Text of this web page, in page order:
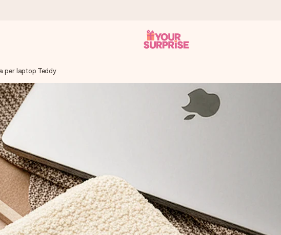
in un lampo – così potrai consegnarlo al momento giusto, quando conta
Reviews.
suo nome, una tua foto o un messaggio che tocchi il cuore. Nessuna
per laptop Teddy